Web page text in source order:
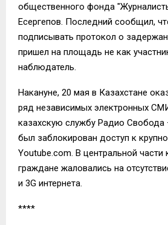
общественного фонда
Есергепов. Последний сообщил,
подписывать протокол о
пришел на площадь не как
наблюдатель.
Накануне, 20 мая в Казахстане
ряд независимых электронных
казахскую службу Радио
был заблокирован доступ к
Youtube.com. В центральной части
граждане жаловались на
и 3G интернета.
****